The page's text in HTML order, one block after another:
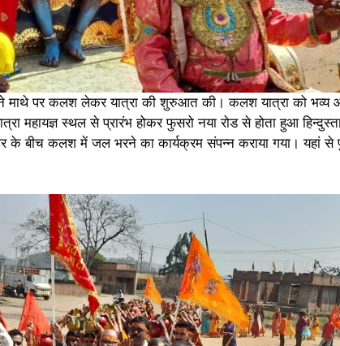
माथे पर कलश लेकर यात्रा की शुरुआत की। कलश यात्रा को भव्य
महायज्ञ स्थल से प्रारंभ होकर फुसरो नया रोड से होता हुआ
के बीच कलश में जल भरने का कार्यक्रम संपन्न कराया गया। यहां